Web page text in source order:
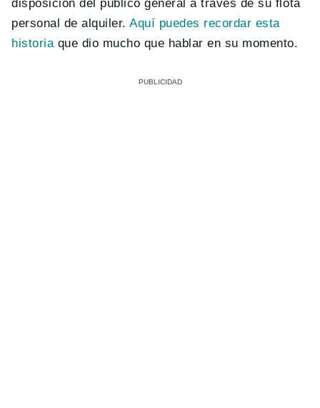
disposición del público general a través de su flota
personal de alquiler.Aquí puedes recordar esta
historiaque dio mucho que hablar en su momento.